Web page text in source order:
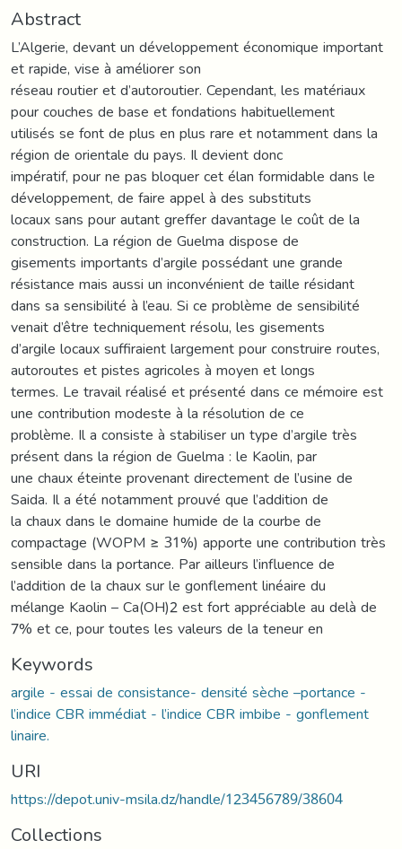
Abstract
L’Algerie, devant un développement économique important
et rapide, vise à améliorer son
réseau routier et d’autoroutier. Cependant, les matériaux
pour couches de base et fondations habituellement
utilisés se font de plus en plus rare et notamment dans la
région de orientale du pays. Il devient donc
impératif, pour ne pas bloquer cet élan formidable dans le
développement, de faire appel à des substituts
locaux sans pour autant greffer davantage le coût de la
construction. La région de Guelma dispose de
gisements importants d’argile possédant une grande
résistance mais aussi un inconvénient de taille résidant
dans sa sensibilité à l’eau. Si ce problème de sensibilité
venait d’être techniquement résolu, les gisements
d’argile locaux suffiraient largement pour construire routes,
autoroutes et pistes agricoles à moyen et longs
termes. Le travail réalisé et présenté dans ce mémoire est
une contribution modeste à la résolution de ce
problème. Il a consiste à stabiliser un type d’argile très
présent dans la région de Guelma : le Kaolin, par
une chaux éteinte provenant directement de l’usine de
Saida. Il a été notamment prouvé que l’addition de
la chaux dans le domaine humide de la courbe de
compactage (WOPM ≥ 31%) apporte une contribution très
sensible dans la portance. Par ailleurs l’influence de
l’addition de la chaux sur le gonflement linéaire du
mélange Kaolin – Ca(OH)2 est fort appréciable au delà de
7% et ce, pour toutes les valeurs de la teneur en
Keywords
argile - essai de consistance- densité sèche –portance -
l’indice CBR immédiat - l’indice CBR imbibe - gonflement
linaire.
URI
https://depot.univ-msila.dz/handle/123456789/38604
Collections